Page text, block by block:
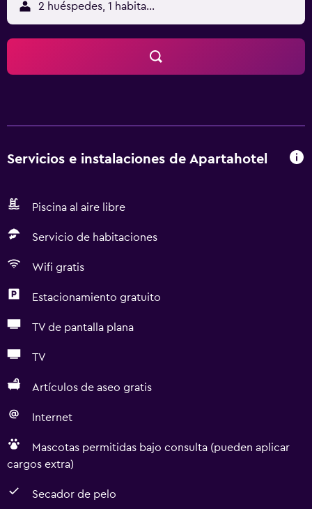
2 huéspedes, 1 habitación
Servicios e instalaciones de Apartahotel
Piscina al aire libre
Servicio de habitaciones
Wifi gratis
Estacionamiento gratuito
TV de pantalla plana
TV
Artículos de aseo gratis
Internet
Mascotas permitidas bajo consulta (pueden aplicar
cargos extra)
Secador de pelo